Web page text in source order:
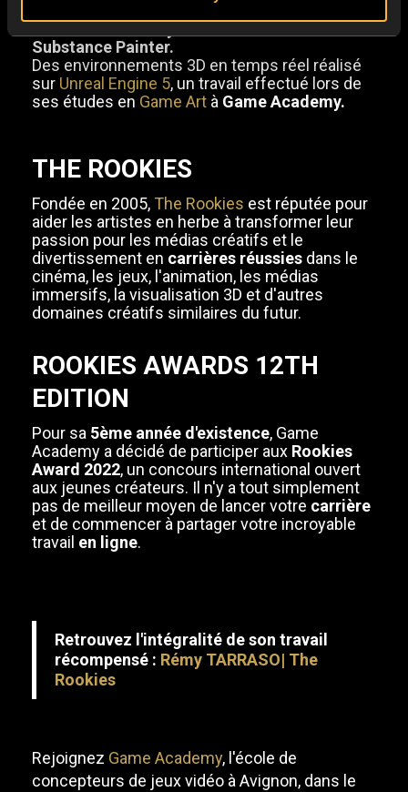
3D réalisés surMaya/Zbrushet texturés sur
Substance Painter.
Des environnements 3D en temps réel réalisé
sur Unreal Engine 5, un travail effectué lors de
ses études en Game Art à Game Academy.
THE ROOKIES
Fondée en 2005, The Rookies est réputée pour
aider les artistes en herbe à transformer leur
passion pour les médias créatifs et le
divertissement en carrières réussies dans le
cinéma, les jeux, l'animation, les médias
immersifs, la visualisation 3D et d'autres
domaines créatifs similaires du futur.
ROOKIES AWARDS 12TH
EDITION
Pour sa 5ème année d'existence, Game
Academy a décidé de participer aux Rookies
Award 2022, un concours international ouvert
aux jeunes créateurs. Il n'y a tout simplement
pas de meilleur moyen de lancer votre carrière
et de commencer à partager votre incroyable
travail en ligne.
Retrouvez l'intégralité de son travail
récompensé : Rémy TARRASO| The
Rookies
Rejoignez Game Academy, l'école de
concepteurs de jeux vidéo à Avignon, dans le